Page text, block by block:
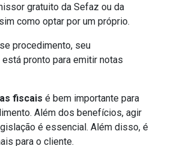
gratuito da Sefaz ou da
como optar por um próprio.
procedimento, seu
pronto para emitir notas
fiscais é bem importante para
Além dos benefícios, agir
é essencial. Além disso, é
para o cliente.